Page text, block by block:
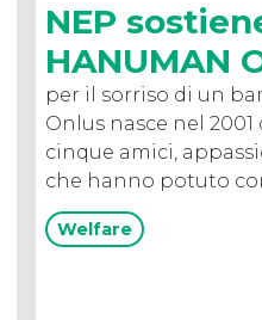
NEP
HANUMAN
per il sorriso di un
Onlus nasce nel
cinque amici,
che hanno potuto
Welfare